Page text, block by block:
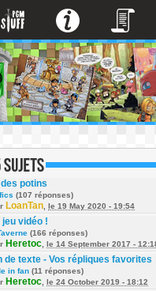
potins
(107 réponses)
LoanTan le 19 May 2020 - 19:54
jeu vidéo !
(166 réponses)
Heretoc le 14 September 2017 -
de texte - Vos répliques favorites
in fan (11 réponses)
Heretoc le 24 October 2019 - 18:12